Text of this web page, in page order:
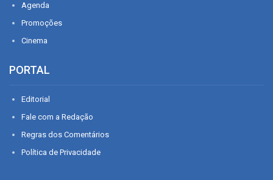
Agenda
Promoções
Cinema
PORTAL
Editorial
Fale com a Redação
Regras dos Comentários
Política de Privacidade